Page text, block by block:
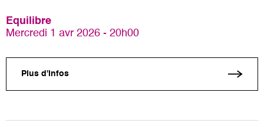
Equilibre
Mercredi 1 avr 2026 - 20h00
Plus d'infos